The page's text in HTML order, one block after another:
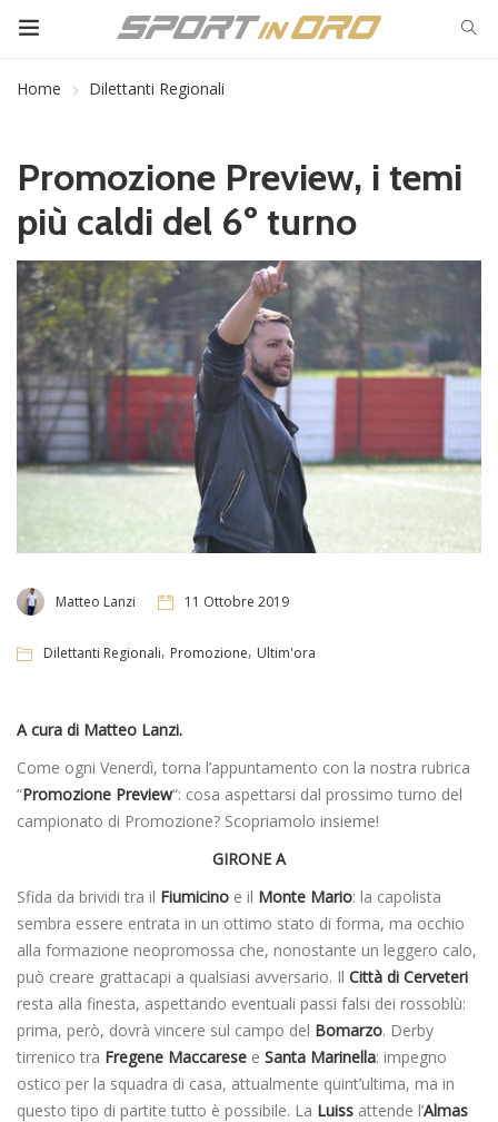
Home Dilettanti Regionali
Promozione Preview, i temi
più caldi del 6º turno
Matteo Lanzi 11 Ottobre 2019
Dilettanti Regionali, Promozione, Ultim'ora
A cura di Matteo Lanzi.
Come ogni Venerdì, torna l’appuntamento con la nostra rubrica
“Promozione Preview“: cosa aspettarsi dal prossimo turno del
campionato di Promozione? Scopriamolo insieme!
GIRONE A
Sfida da brividi tra il Fiumicino e il Monte Mario: la capolista
sembra essere entrata in un ottimo stato di forma, ma occhio
alla formazione neopromossa che, nonostante un leggero calo,
può creare grattacapi a qualsiasi avversario. Il Città di Cerveteri
resta alla finesta, aspettando eventuali passi falsi dei rossoblù:
prima, però, dovrà vincere sul campo del Bomarzo. Derby
tirrenico tra Fregene Maccarese e Santa Marinella: impegno
ostico per la squadra di casa, attualmente quint’ultima, ma in
questo tipo di partite tutto è possibile. La Luiss attende l’Almas